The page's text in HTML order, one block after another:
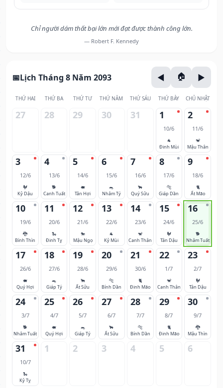
Chỉ người dám thất bại lớn mới đạt được thành công lớn.
— Robert F. Kennedy
Lịch Tháng 8 Năm 2093
THỨ HAI THỨ BA THỨ TƯ THỨ NĂM THỨ SÁU THỨ BẢY CHỦ NHẬT
27 28 29 30 31 1
10/6
🐐
Đinh Mùi
2
11/6
🐒
Mậu Thân
3
12/6
🐓
Kỷ Dậu
4
13/6
🐕
Canh Tuất
5
14/6
🐖
Tân Hợi
6
15/6
🐀
Nhâm Tý
7
16/6
🐂
Quý Sửu
8
17/6
🐅
Giáp Dần
9
18/6
🐈
Ất Mão
10
19/6
🐉
Bính Thìn
11
20/6
🐍
Đinh Tỵ
12
21/6
🐎
Mậu Ngọ
13
22/6
🐐
Kỷ Mùi
14
23/6
🐒
Canh Thân
15
24/6
🐓
Tân Dậu
16
25/6
🐕
Nhâm Tuất
17
26/6
🐖
Quý Hợi
18
27/6
🐀
Giáp Tý
19
28/6
🐂
Ất Sửu
20
29/6
🐅
Bính Dần
21
30/6
🐈
Đinh Mão
22
1/7
🐒
Canh Thân
23
2/7
🐓
Tân Dậu
24
3/7
🐕
Nhâm Tuất
25
4/7
🐖
Quý Hợi
26
5/7
🐀
Giáp Tý
27
6/7
🐂
Ất Sửu
28
7/7
🐅
Bính Dần
29
8/7
🐈
Đinh Mão
30
9/7
🐉
Mậu Thìn
31
10/7
🐍
Kỷ Tỵ
1 2 3 4 5 6